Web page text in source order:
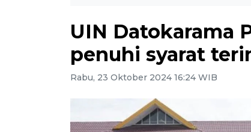
UIN Datokarama
penuhi syarat
Rabu, 23 Oktober 2024 16:24 WIB